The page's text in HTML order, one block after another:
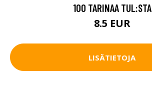
100 TARINAA TUL:STA
8.5 EUR
LISÄTIETOJA